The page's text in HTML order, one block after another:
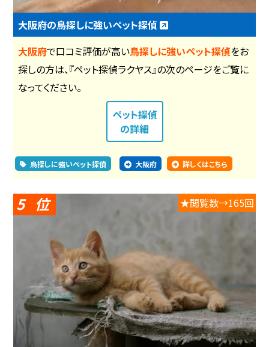
大阪府の鳥探しに強いペット探偵
大阪府で口コミ評価が高い鳥探しに強いペット探偵をお
探しの方は、『ペット探偵ラクヤス』の次のページをご覧に
なってください。
ペット探偵
の詳細
鳥探しに強いペット探偵 大阪府 詳しくはこちら
5 ★閲覧数→165回